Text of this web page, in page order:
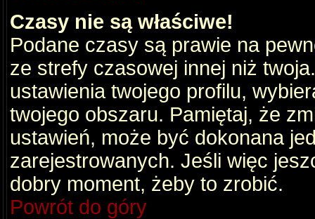
Czasy nie są właściwe!
Podane czasy są prawie na
ze strefy czasowej innej niż
ustawienia twojego profilu,
twojego obszaru. Pamiętaj, że
ustawień, może być dokonana
zarejestrowanych. Jeśli więc
dobry moment, żeby to zrobić.
Powrót do góry